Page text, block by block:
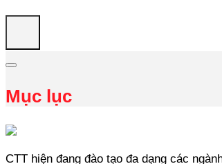
Mục lục
CTT hiện đang đào tạo đa dạng các